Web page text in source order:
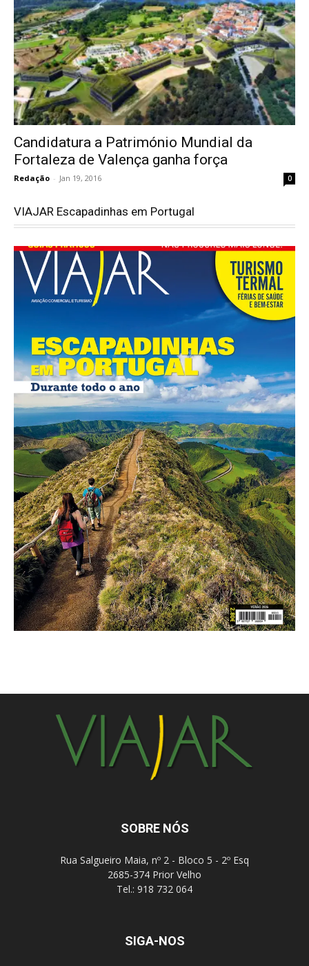
Candidatura a Património Mundial da
Fortaleza de Valença ganha força
Redação - Jan 19, 2016 0
VIAJAR Escapadinhas em Portugal
SOBRE NÓS
Rua Salgueiro Maia, nº 2 - Bloco 5 - 2º Esq
2685-374 Prior Velho
Tel.: 918 732 064
SIGA-NOS